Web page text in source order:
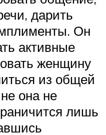
дарить
Он
активные
женщину
из общей
она не
лишь